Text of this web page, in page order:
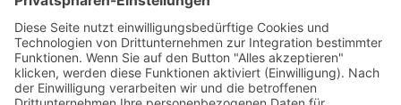
Warenkorb
Kasse
Vertrag widerrufen